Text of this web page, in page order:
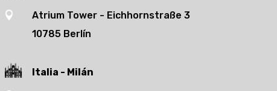

Atrium Tower - Eichhornstraße 3
10785 Berlín
Italia - Milán